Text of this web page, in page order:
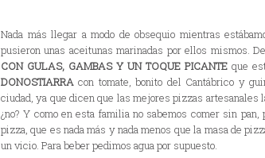
Nada más llegar a modo de obsequio mientras
pusieron unas aceitunas marinadas por ellos mismos.
CON GULAS, GAMBAS Y UN TOQUE PICANTE que
DONOSTIARRA con tomate, bonito del Cantábrico y
ciudad, ya que dicen que las mejores pizzas artesanales
¿no? Y como en esta familia no sabemos comer sin
pizza, que es nada más y nada menos que la masa de
un vicio. Para beber pedimos agua por supuesto.